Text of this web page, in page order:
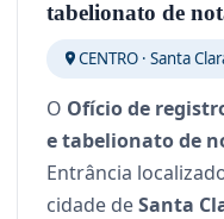
tabelionato de
CENTRO · Santa
O Ofício de
e tabelionato de
Entrância
cidade deSanta